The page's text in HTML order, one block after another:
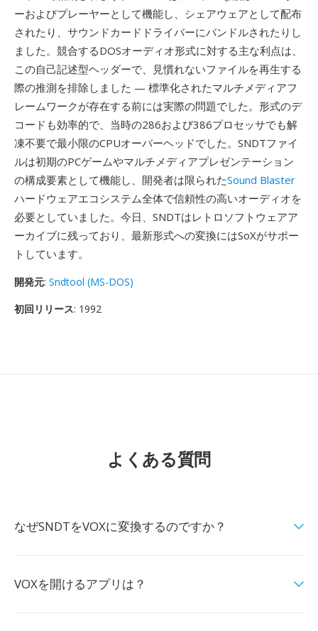
ーおよびプレーヤーとして機能し、シェアウェアとして配布
されたり、サウンドカードドライバーにバンドルされたりし
ました。競合するDOSオーディオ形式に対する主な利点は、
この自己記述型ヘッダーで、見慣れないファイルを再生する
際の推測を排除しました — 標準化されたマルチメディアフ
レームワークが存在する前には実際の問題でした。形式のデ
コードも効率的で、当時の286および386プロセッサでも解
凍不要で最小限のCPUオーバーヘッドでした。SNDTファイ
ルは初期のPCゲームやマルチメディアプレゼンテーション
の構成要素として機能し、開発者は限られたSound Blaster
ハードウェアエコシステム全体で信頼性の高いオーディオを
必要としていました。今日、SNDTはレトロソフトウェアア
ーカイブに残っており、最新形式への変換にはSoXがサポー
トしています。
開発元: Sndtool (MS-DOS)
初回リリース: 1992
よくある質問
なぜSNDTをVOXに変換するのですか？
VOXを開けるアプリは？